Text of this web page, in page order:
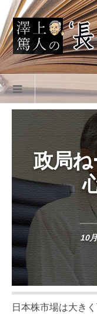
政局
10
日本株市場は大き